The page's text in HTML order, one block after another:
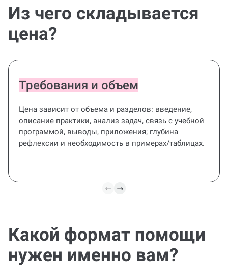
Из чего складывается
цена?
Требования и объем
Цена зависит от объема и разделов: введение,
описание практики, анализ задач, связь с учебной
программой, выводы, приложения; глубина
рефлексии и необходимость в примерах/таблицах.
Какой формат помощи
нужен именно вам?
содержания до
окончательного
оформления документа в
соответствии с